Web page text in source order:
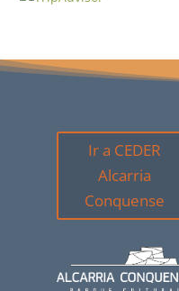
Ir a CEDER
Alcarria
Conquense